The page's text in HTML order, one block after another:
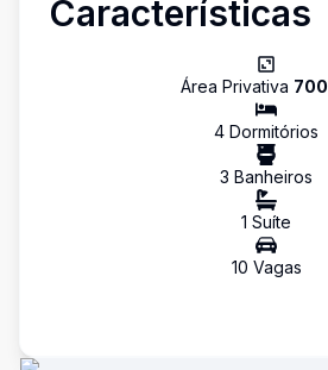
Características
Área Privativa 700
4 Dormitórios
3 Banheiros
1 Suíte
10 Vagas